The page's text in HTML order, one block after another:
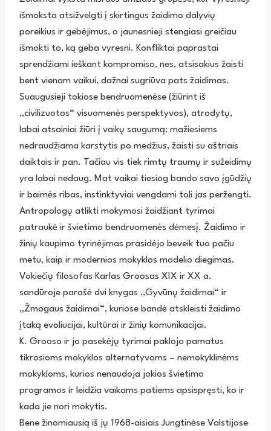
išmoksta atsižvelgti į skirtingus žaidimo dalyvių
poreikius ir gebėjimus, o jaunesnieji stengiasi greičiau
išmokti to, ką geba vyresni. Konfliktai paprastai
sprendžiami ieškant kompromiso, nes, atsisakius žaisti
bent vienam vaikui, dažnai sugriūva pats žaidimas.
Suaugusieji tokiose bendruomenėse (žiūrint iš
„civilizuotos“ visuomenės perspektyvos), atrodytų,
labai atsainiai žiūri į vaikų saugumą: mažiesiems
nedraudžiama karstytis po medžius, žaisti su aštriais
daiktais ir pan. Tačiau vis tiek rimtų traumų ir sužeidimų
yra labai nedaug. Mat vaikai tiesiog bando savo įgūdžių
ir baimės ribas, instinktyviai vengdami toli jas peržengti.
Antropologų atlikti mokymosi žaidžiant tyrimai
patraukė ir švietimo bendruomenės dėmesį. Žaidimo ir
žinių kaupimo tyrinėjimas prasidėjo beveik tuo pačiu
metu, kaip ir modernios mokyklos modelio diegimas.
Vokiečių filosofas Karlas Groosas XIX ir XX a.
sandūroje parašė dvi knygas „Gyvūnų žaidimai“ ir
„Žmogaus žaidimai“, kuriose bandė atskleisti žaidimo
įtaką evoliucijai, kultūrai ir žinių komunikacijai.
K. Grooso ir jo pasekėjų tyrimai paklojo pamatus
tikrosioms mokyklos alternatyvoms – nemokyklinėms
mokykloms, kurios nenaudoja jokios švietimo
programos ir leidžia vaikams patiems apsispręsti, ko ir
kada jie nori mokytis.
Bene žinomiausią iš jų 1968-aisiais Jungtinėse Valstijose